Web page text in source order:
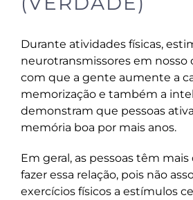
Durante atividades físicas,
neurotransmissores em nosso
com que a gente aumente a
memorização e também a
demonstram que pessoas
memória boa por mais anos.
Em geral, as pessoas têm
fazer essa relação, pois não
exercícios físicosa estímulos